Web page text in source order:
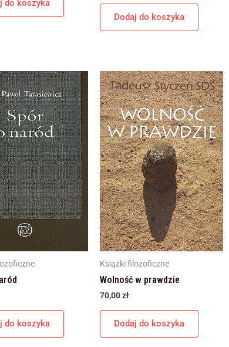
do koszyka
Dodaj do koszyka
do koszyka
Książki filozoficzne
Wolność w prawdzie
70,00zł
Dodaj do koszyka